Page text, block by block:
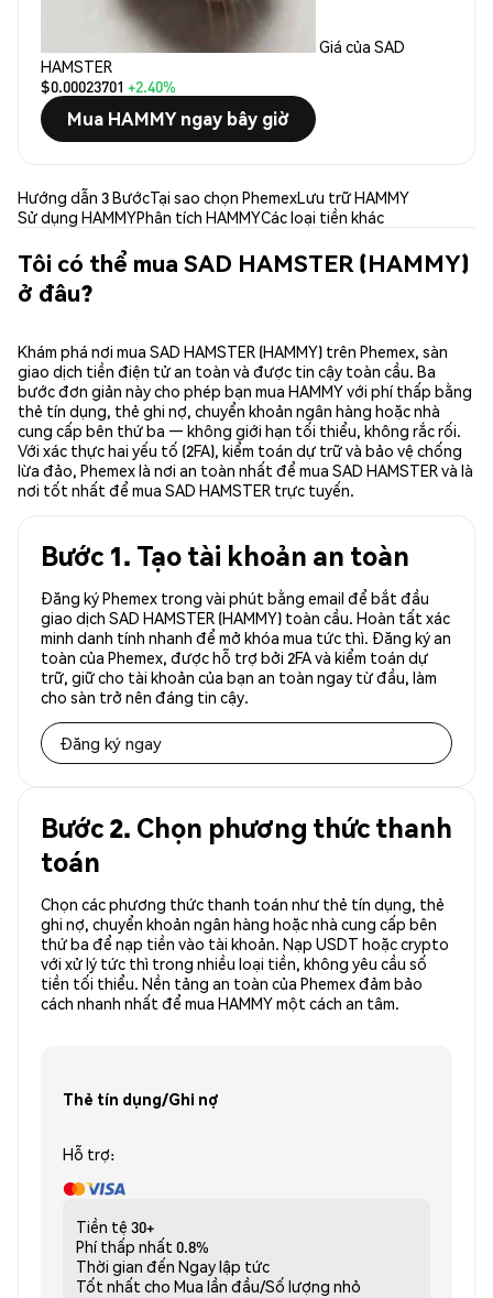
Giá của SAD
HAMSTER
$0.00023701 +2.40%
Mua HAMMY ngay bây giờ
Hướng dẫn 3 BướcTại sao chọn PhemexLưu trữ HAMMY
Sử dụng HAMMYPhân tích HAMMYCác loại tiền khác
Tôi có thể mua SAD HAMSTER (HAMMY)
ở đâu?
Khám phá nơi mua SAD HAMSTER (HAMMY) trên Phemex, sàn
giao dịch tiền điện tử an toàn và được tin cậy toàn cầu. Ba
bước đơn giản này cho phép bạn mua HAMMY với phí thấp bằng
thẻ tín dụng, thẻ ghi nợ, chuyển khoản ngân hàng hoặc nhà
cung cấp bên thứ ba — không giới hạn tối thiểu, không rắc rối.
Với xác thực hai yếu tố (2FA), kiểm toán dự trữ và bảo vệ chống
lừa đảo, Phemex là nơi an toàn nhất để mua SAD HAMSTER và là
nơi tốt nhất để mua SAD HAMSTER trực tuyến.
Bước 1. Tạo tài khoản an toàn
Đăng ký Phemex trong vài phút bằng email để bắt đầu
giao dịch SAD HAMSTER (HAMMY) toàn cầu. Hoàn tất xác
minh danh tính nhanh để mở khóa mua tức thì. Đăng ký an
toàn của Phemex, được hỗ trợ bởi 2FA và kiểm toán dự
trữ, giữ cho tài khoản của bạn an toàn ngay từ đầu, làm
cho sàn trở nên đáng tin cậy.
Đăng ký ngay
Bước 2. Chọn phương thức thanh
toán
Chọn các phương thức thanh toán như thẻ tín dụng, thẻ
ghi nợ, chuyển khoản ngân hàng hoặc nhà cung cấp bên
thứ ba để nạp tiền vào tài khoản. Nạp USDT hoặc crypto
với xử lý tức thì trong nhiều loại tiền, không yêu cầu số
tiền tối thiểu. Nền tảng an toàn của Phemex đảm bảo
cách nhanh nhất để mua HAMMY một cách an tâm.
Thẻ tín dụng/Ghi nợ
Hỗ trợ:
Tiền tệ 30+
Phí thấp nhất 0.8%
Thời gian đến Ngay lập tức
Tốt nhất cho Mua lần đầu/Số lượng nhỏ